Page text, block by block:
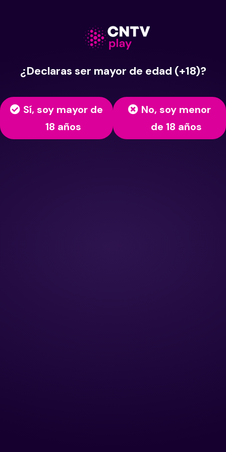
¿Declaras ser mayor de edad (+18)?
Sí, soy mayor de
18 años
No, soy menor
de 18 años